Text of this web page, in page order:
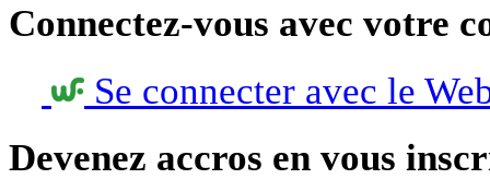
Connectez-vous avec votre
Se connecter avec le
Devenez accros en vous